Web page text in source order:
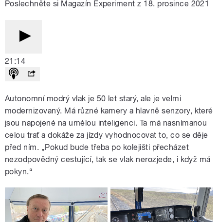
Poslechněte si Magazín Experiment z 18. prosince 2021
21:14
Autonomní modrý vlak je 50 let starý, ale je velmi
modernizovaný. Má různé kamery a hlavně senzory, které
jsou napojené na umělou inteligenci. Ta má nasnímanou
celou trať a dokáže za jízdy vyhodnocovat to, co se děje
před ním. „Pokud bude třeba po kolejišti přecházet
nezodpovědný cestující, tak se vlak nerozjede, i když má
pokyn.“